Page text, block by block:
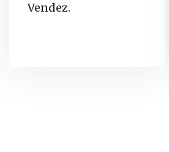
Vendez.